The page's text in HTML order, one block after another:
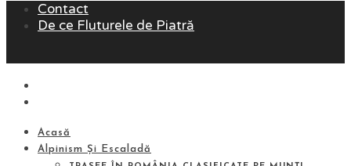
Contact
De ce Fluturele de Piatră
Acasă
Alpinism Și Escaladă